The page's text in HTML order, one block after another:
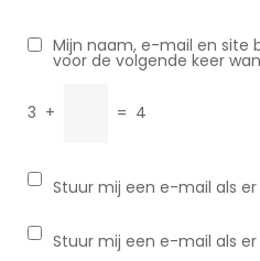
Mijn naam, e-mail en site
voor de volgende keer
3 + = 4
Stuur mij een e-mail als
Stuur mij een e-mail als